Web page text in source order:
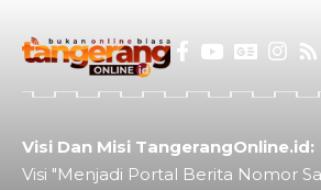
Visi Dan Misi TangerangOnline.id:
Visi "Menjadi Portal Berita Nomor